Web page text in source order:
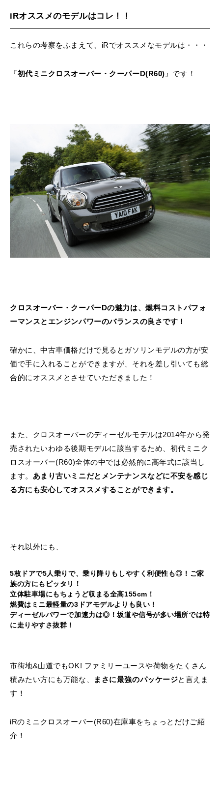
iRオススメのモデルはコレ！！
これらの考察をふまえて、iRでオススメなモデルは・・・
『初代ミニクロスオーバー・クーパーD(R60) 』です！
クロスオーバー・クーパーDの魅力は、燃料コストパフォ
ーマンスとエンジンパワーのバランスの良さです！
確かに、中古車価格だけで見るとガソリンモデルの方が安
価で手に入れることができますが、それを差し引いても総
合的にオススメとさせていただきました！
また、クロスオーバーのディーゼルモデルは2014年から発
売されたいわゆる後期モデルに該当するため、初代ミニク
ロスオーバー(R60)全体の中では必然的に高年式に該当し
ます。 あまり古いミニだとメンテナンスなどに不安を感じ
る方にも安心してオススメすることができます。
それ以外にも、
5枚ドアで5人乗りで、乗り降りもしやすく利便性も◎！ご家
族の方にもピッタリ！
立体駐車場にもちょうど収まる全高155cm！
燃費はミニ最軽量の3ドアモデルよりも良い！
ディーゼルパワーで加速力は◎！坂道や信号が多い場所では特
に走りやすさ抜群！
市街地&山道でもOK! ファミリーユースや荷物をたくさん
積みたい方にも万能な、
まさに最強のパッケージと言えま
す！
iRのミニクロスオーバー(R60)在庫車をちょっとだけご紹
介！